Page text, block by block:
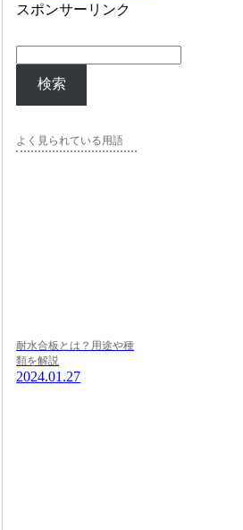
スポンサーリンク
検索
よく見られている用語
耐水合板とは？用途や種
類を解説
2024.01.27